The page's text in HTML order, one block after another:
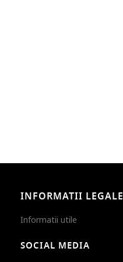
INFORMATII LEGALE
Informatii utile
SOCIAL MEDIA